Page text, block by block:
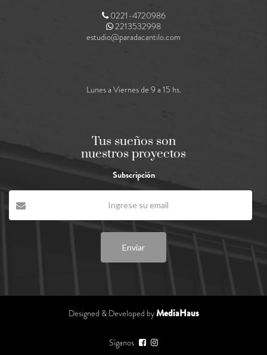
0221-4720986
2213532998
estudio@paradacantilo.com
Lunes a Viernes de 9 a 15 hs.
Tus sueños son
nuestros proyectos
Subscripción
Enviar
Designed & Developed byMediaHaus
Síganos